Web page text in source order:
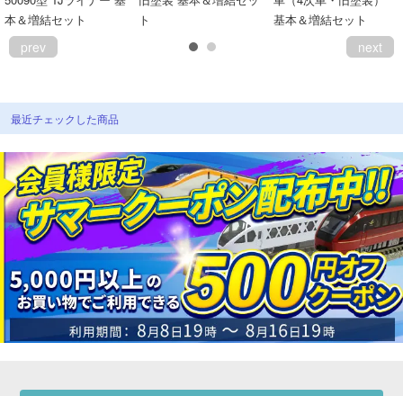
会員ランクについて
会社概要
レビューについて
本＆増結セット
ト
基本＆増結セット
prev next
最近チェックした商品